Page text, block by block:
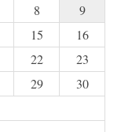
8
9
15
16
22
23
29
30